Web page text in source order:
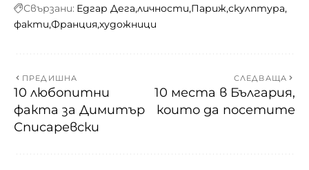
Свързани: Едгар Дега личности Париж скулптура
факти Франция художници
ПРЕДИШНА
10 любопитни
факта за Димитър
Списаревски
СЛЕДВАЩА
10 места в България,
които да посетите